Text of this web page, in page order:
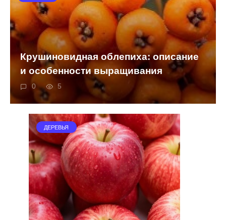
Крушиновидная облепиха: описание
и особенности выращивания
0 5
ДЕРЕВЬЯ